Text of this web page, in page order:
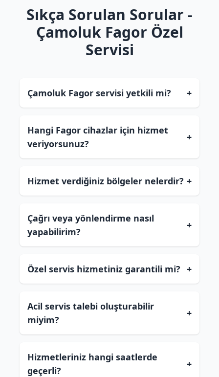
Sıkça Sorulan Sorular -
Çamoluk Fagor Özel
Servisi
Çamoluk Fagor servisi yetkili mi? +
Hangi Fagor cihazlar için hizmet
veriyorsunuz?
+
Hizmet verdiğiniz bölgeler nelerdir? +
Çağrı veya yönlendirme nasıl
yapabilirim?
+
Özel servis hizmetiniz garantili mi? +
Acil servis talebi oluşturabilir
miyim?
+
Hizmetleriniz hangi saatlerde
geçerli?
+